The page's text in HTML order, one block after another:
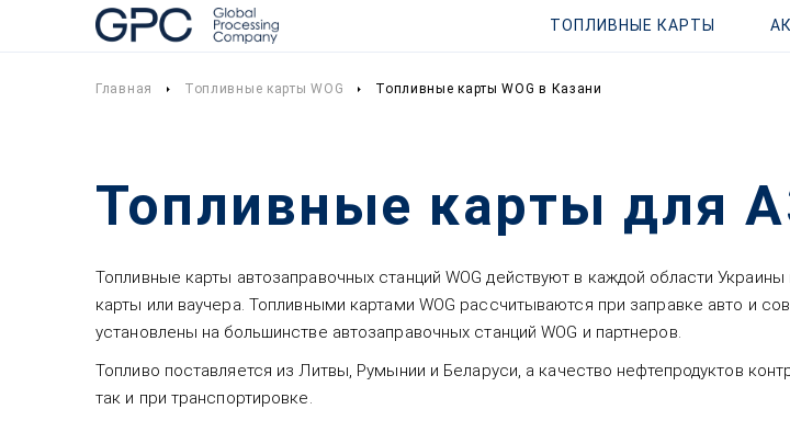
ТОПЛИВНЫЕ КАРТЫ
Главная Топливные карты WOG Топливные карты WOG в Казани
Топливные карты для
Топливные карты автозаправочных станций WOG действуют в каждой области
карты или ваучера. Топливными картами WOG рассчитываются при заправке авто и
установлены на большинстве автозаправочных станций WOG и партнеров.
Топливо поставляется из Литвы, Румынии и Беларуси, а качество нефтепродуктов
так и при транспортировке.